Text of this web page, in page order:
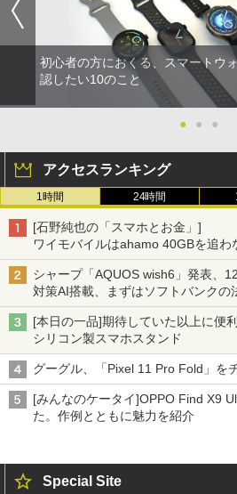
初心者の方におくる、スマートウ
認したい10のこと
● ● ●
アクセスランキング
1時間 24時間
[石野純也の「スマホとお金」]
ワイモバイルはahamo 40GBを追
割」の安さと1年限定の注意点
シャープ「AQUOS wish6」発表、
対策AI搭載、まずはソフトバンクの
[本日の一品]期待していた以上に
シリコン製スマホスタンド
グーグル、「Pixel 11 Pro Fold」
[みんなのケータイ]OPPO Find X9
た。作例とともに魅力を紹介
Special Site